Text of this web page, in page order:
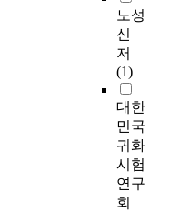
노성
신
저
(1)
대한
민국
귀화
시험
연구
회